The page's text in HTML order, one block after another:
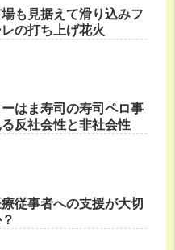
も見据えて滑り込みフ
レの打ち上げ花火
はま寿司の寿司ペロ事
反社会性と非社会性
従事者への支援が大切